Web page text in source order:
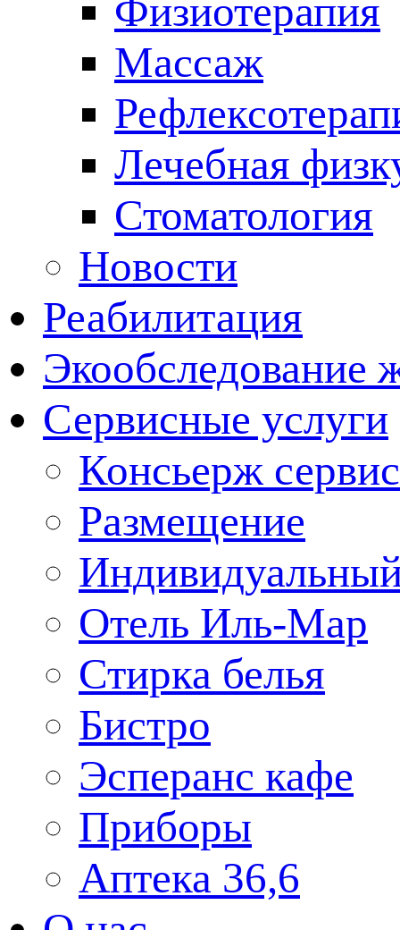
Физиотерапия
Массаж
Лечебная
Стоматология
Новости
Реабилитация
Экообследование
Сервисные услуги
Консьерж сервис
Размещение
Отель Иль-Мар
Стирка белья
Бистро
Эсперанс кафе
Приборы
Аптека 36,6